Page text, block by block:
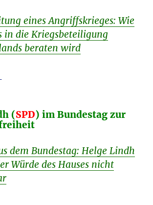
eines Angriffskrieges: Wie
in die Kriegsbeteiligung
beraten wird
(SPD) im Bundestag zur
dem Bundestag: Helge Lindh
Würde des Hauses nicht